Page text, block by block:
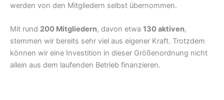
werden von den Mitgliedern selbst übernommen.
Mit rund 200 Mitgliedern, davon etwa 130 aktiven,
stemmen wir bereits sehr viel aus eigener Kraft. Trotzdem
können wir eine Investition in dieser Größenordnung nicht
allein aus dem laufenden Betrieb finanzieren.